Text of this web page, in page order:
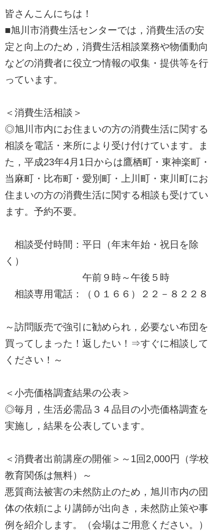
皆さんこんにちは！
■旭川市消費生活センターでは，消費生活の安
定と向上のため，消費生活相談業務や物価動向
などの消費者に役立つ情報の収集・提供等を行
っています。
＜消費生活相談＞
◎旭川市内にお住まいの方の消費生活に関する
相談を電話・来所により受け付けています。ま
た，平成23年4月1日からは鷹栖町・東神楽町・
当麻町・比布町・愛別町・上川町・東川町にお
住まいの方の消費生活に関する相談も受けてい
ます。予約不要。
相談受付時間：平日（年末年始・祝日を除
く）
午前９時～午後５時
相談専用電話：（０１６６）２２－８２２８
～訪問販売で強引に勧められ，必要ない布団を
買ってしまった！返したい！⇒すぐに相談して
ください！～
＜小売価格調査結果の公表＞
◎毎月，生活必需品３４品目の小売価格調査を
実施し，結果を公表しています。
＜消費者出前講座の開催＞～1回2,000円（学校
教育関係は無料）～
悪質商法被害の未然防止のため，旭川市内の団
体の依頼により講師が出向き，未然防止策や事
例を紹介します。（会場はご用意ください。）